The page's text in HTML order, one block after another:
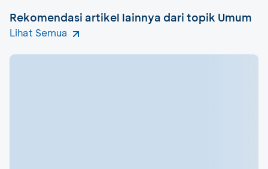
Rekomendasi artikel lainnya dari topik Umum
Lihat Semua